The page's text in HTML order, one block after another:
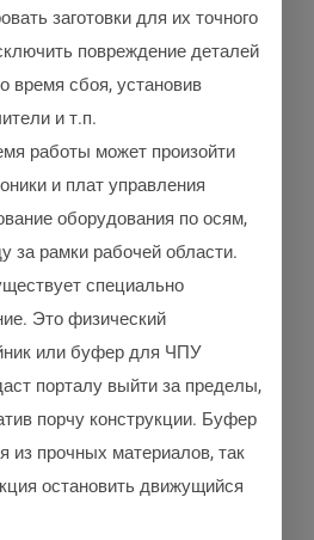
заготовки для их точного
повреждение деталей
время сбоя, установив
и т.п.
работы может произойти
и плат управления
оборудования по осям,
за рамки рабочей области.
специально
Это физический
или буфер для ЧПУ
порталу выйти за пределы,
порчу конструкции. Буфер
прочных материалов, так
остановить движущийся